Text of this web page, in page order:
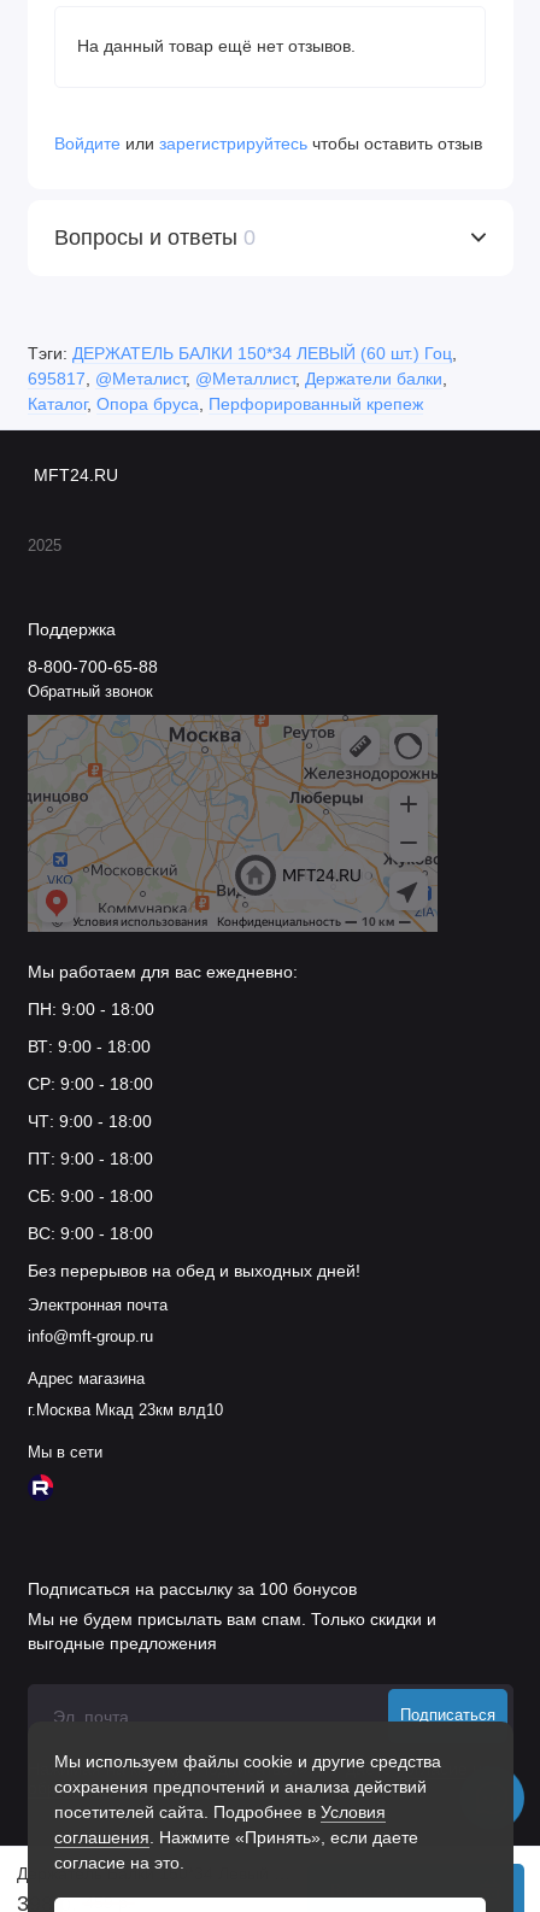
398 р. 459 р.
На данный товар ещё нет отзывов.
Войдите или зарегистрируйтесь чтобы оставить отзыв
Вопросы и ответы 0
Тэги: ДЕРЖАТЕЛЬ БАЛКИ 150*34 ЛЕВЫЙ (60 шт.) Гоц
695817
@Металист, @Металлист, Держатели балки
Каталог, Опора бруса Перфорированный крепеж
Мы используем файлы cookie и другие средства
сохранения предпочтений и анализа действий
посетителей сайта. Подробнее в Условия
соглашения . Нажмите «Принять», если даете
согласие на это.
MFT24.RU
2025
Поддержка
8-800-700-65-88
Обратный звонок
Мы работаем для вас ежедневно:
ПН: 9:00 - 18:00
ВТ: 9:00 - 18:00
СР: 9:00 - 18:00
ЧТ: 9:00 - 18:00
ПТ: 9:00 - 18:00
СБ: 9:00 - 18:00
ВС: 9:00 - 18:00
Без перерывов на обед и выходных дней!
Электронная почта
info@mft-group.ru
Адрес магазина
г.Москва Мкад 23км влд10
Мы в сети
Подписаться на рассылку за 100 бонусов
Мы не будем присылать вам спам. Только скидки и
выгодные предложения
Подписаться
Нажимая на кнопку «Подписаться», Вы даетесогласие на
обработку персональных данных.